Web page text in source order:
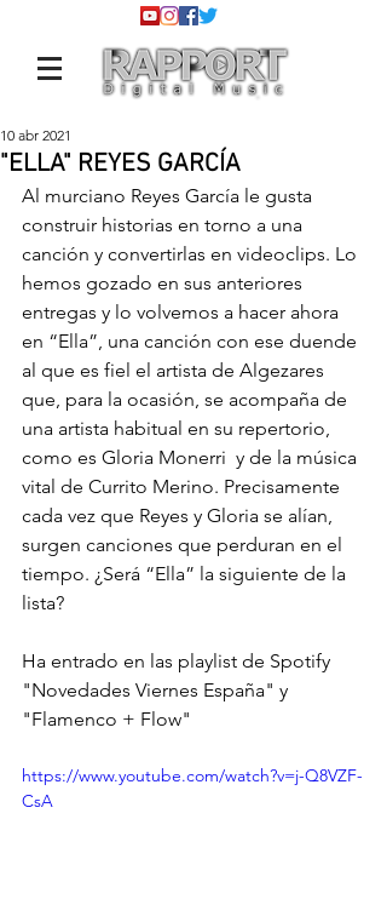
"ELLA" REYES GARCÍA
10 abr 2021
Al murciano Reyes García le gusta
construir historias en torno a una
canción y convertirlas en videoclips. Lo
hemos gozado en sus anteriores
entregas y lo volvemos a hacer ahora
en “Ella”, una canción con ese duende
al que es fiel el artista de Algezares
que, para la ocasión, se acompaña de
una artista habitual en su repertorio,
como es Gloria Monerri  y de la música
vital de Currito Merino. Precisamente
cada vez que Reyes y Gloria se alían,
surgen canciones que perduran en el
tiempo. ¿Será “Ella” la siguiente de la
lista?
Ha entrado en las playlist de Spotify
"Novedades Viernes España" y
"Flamenco + Flow"
https://www.youtube.com/watch?v=j-Q8VZF-
CsA